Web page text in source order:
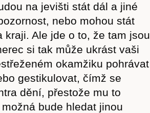
na jevišti stát dál a jiné
nebo mohou stát
Ale jde o to, že tam jsou
si tak může ukrást vaši
okamžiku pohrávat
gestikulovat, čímž se
dění, přestože mu to
bude hledat jinou